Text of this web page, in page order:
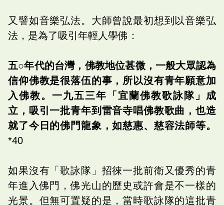
又譬如音樂弘法。大師曾說最初想到以音樂弘
法，是為了吸引年輕人學佛：
五○年代的台灣，佛教地位甚微，一般大眾認為
信仰佛教是很落伍的事，所以沒有青年願意加
入佛教。一九五三年「宜蘭佛教歌詠隊」成
立，吸引一批青年到雷音寺唱佛教歌曲，也造
就了今日的佛門龍象，如慈惠、慈容法師等。
*40
如果沒有「歌詠隊」招徠一批前衛又優秀的青
年進入佛門，佛光山的歷史或許會是不一樣的
光景。但無可置疑的是，當時歌詠隊的這批青